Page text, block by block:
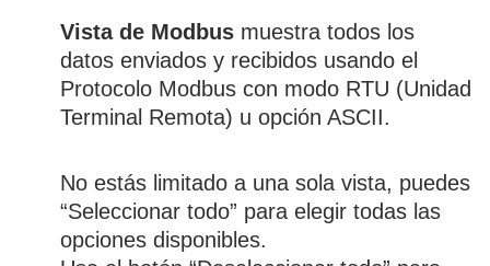
Vista de Modbus muestra todos los
datos enviados y recibidos usando el
Protocolo Modbus con modo RTU (Unidad
Terminal Remota) u opción ASCII.
No estás limitado a una sola vista, puedes
“Seleccionar todo” para elegir todas las
opciones disponibles.